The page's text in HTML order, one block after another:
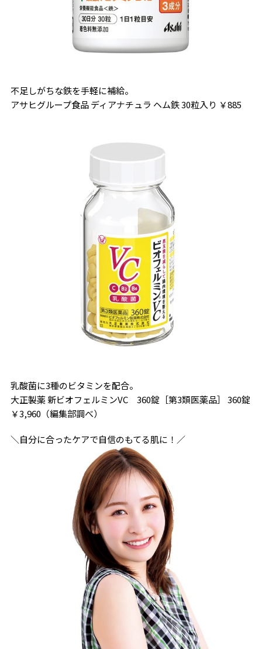
不足しがちな鉄を手軽に補給。
アサヒグループ食品 ディアナチュラ ヘム鉄 30粒入り ￥885
乳酸菌に3種のビタミンを配合。
大正製薬 新ビオフェルミンVC 360錠［第3類医薬品］ 360錠
￥3,960（編集部調べ）
＼自分に合ったケアで自信のもてる肌に！／